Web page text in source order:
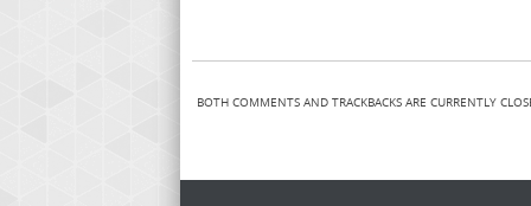
BOTH COMMENTS AND TRACKBACKS ARE CURRENTLY